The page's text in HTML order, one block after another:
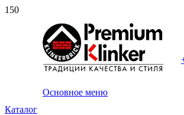
Основное меню
Каталог